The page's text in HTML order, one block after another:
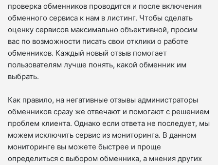
проверка обменников проводится и после включения
обменного сервиса к нам в листинг. Чтобы сделать
оценку сервисов максимально объективной, просим
вас по возможности писать свои отклики о работе
обменников. Каждый новый отзыв помогает
пользователям лучше понять, какой обменник им
выбрать.
Как правило, на негативные отзывы администраторы
обменников сразу же отвечают и помогают с решением
проблем клиента. Однако если ответа не последует, мы
можем исключить сервис из мониторинга. В данном
мониторинге вы можете быстрее и проще
определиться с выбором обменника, а мнения других